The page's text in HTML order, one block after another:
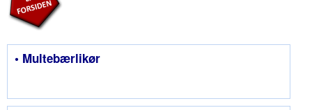
• Multebærlikør